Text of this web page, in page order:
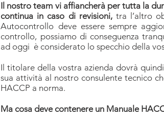
Il nostro team vi affiancherà per tutta la
continua in caso di revisioni,tra l’altro
Autocontrollo deve essere sempre
controllo, possiamo di conseguenza
ad oggi è considerato lo specchio della
Il titolare della vostra azienda dovrà
sua attività al nostro consulente tecnico
HACCP a norma.
Ma cosa deve contenere un Manuale